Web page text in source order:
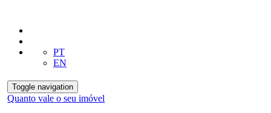
PT
EN
Toggle navigation
Quanto vale o seu imóvel